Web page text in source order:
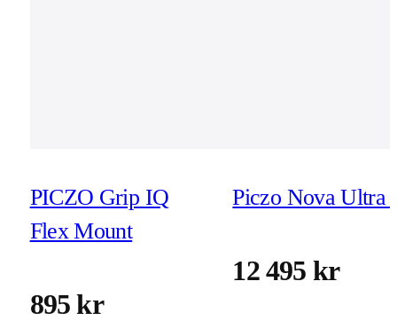
PICZO Grip IQ
Flex Mount
895 kr
Piczo Nova Ultra
12 495 kr